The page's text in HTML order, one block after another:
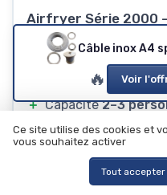
Airfryer Série 2000 —
écran tactile, 13
Cuisson
matières grasses.
＋ Capacité2–3
＋ 13 optionsdont 9
1500 W ＋
Câble inox A4
🔥 Voir
Ce site utilise des cookies et
vous souhaitez activer
Tout accepter